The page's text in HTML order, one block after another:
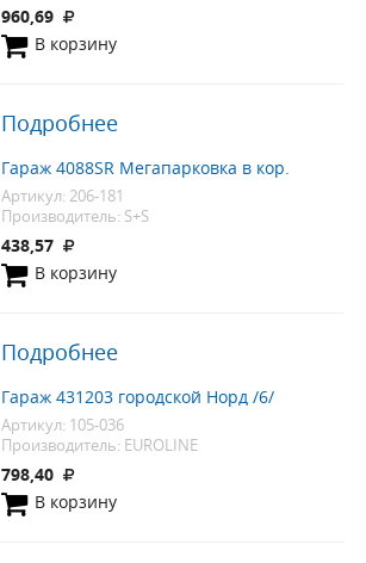
960,69
В корзину
Подробнее
Гараж 4088SR Мегапарковка в кор.
Артикул: 206-181
Производитель: S+S
438,57
В корзину
Подробнее
Гараж 431203 городской Норд /6/
Артикул: 105-036
Производитель: EUROLINE
798,40
В корзину